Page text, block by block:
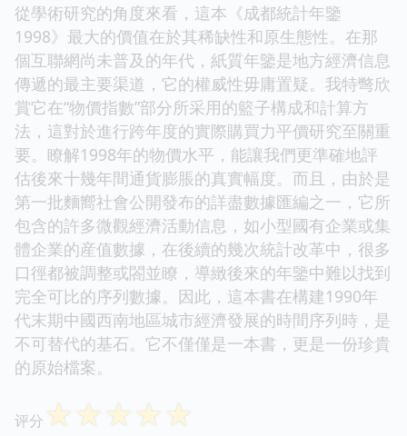
從學術研究的角度來看，這本《成都統計年鑒
1998》最大的價值在於其稀缺性和原生態性。在那
個互聯網尚未普及的年代，紙質年鑒是地方經濟信息
傳遞的最主要渠道，它的權威性毋庸置疑。我特彆欣
賞它在“物價指數”部分所采用的籃子構成和計算方
法，這對於進行跨年度的實際購買力平價研究至關重
要。瞭解1998年的物價水平，能讓我們更準確地評
估後來十幾年間通貨膨脹的真實幅度。而且，由於是
第一批麵嚮社會公開發布的詳盡數據匯編之一，它所
包含的許多微觀經濟活動信息，如小型國有企業或集
體企業的産值數據，在後續的幾次統計改革中，很多
口徑都被調整或閤並瞭，導緻後來的年鑒中難以找到
完全可比的序列數據。因此，這本書在構建1990年
代末期中國西南地區城市經濟發展的時間序列時，是
不可替代的基石。它不僅僅是一本書，更是一份珍貴
的原始檔案。
评分 ☆☆☆☆☆